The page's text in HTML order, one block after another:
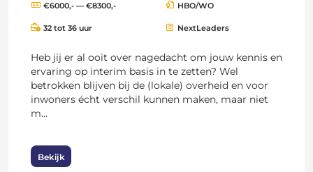
€6000,- — €8300,- HBO/WO
32 tot 36 uur NextLeaders
Heb jij er al ooit over nagedacht om jouw kennis en
ervaring op interim basis in te zetten? Wel
betrokken blijven bij de (lokale) overheid en voor
inwoners écht verschil kunnen maken, maar niet
m...
Bekijk